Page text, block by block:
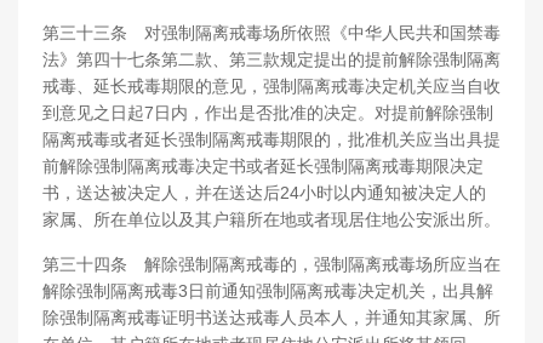
第三十三条 对强制隔离戒毒场所依照《中华人民共和国禁毒
法》第四十七条第二款、第三款规定提出的提前解除强制隔离
戒毒、延长戒毒期限的意见，强制隔离戒毒决定机关应当自收
到意见之日起7日内，作出是否批准的决定。对提前解除强制
隔离戒毒或者延长强制隔离戒毒期限的，批准机关应当出具提
前解除强制隔离戒毒决定书或者延长强制隔离戒毒期限决定
书，送达被决定人，并在送达后24小时以内通知被决定人的
家属、所在单位以及其户籍所在地或者现居住地公安派出所。
第三十四条 解除强制隔离戒毒的，强制隔离戒毒场所应当在
解除强制隔离戒毒3日前通知强制隔离戒毒决定机关，出具解
除强制隔离戒毒证明书送达戒毒人员本人，并通知其家属、所